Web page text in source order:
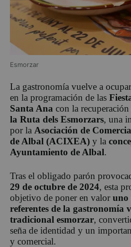
Esmorzar
La gastronomía vuelve a
en la programación de las
Santa Ana con la recuperación
la Ruta dels Esmorzars, una
por la Asociación de
de Albal (ACIXEA) y la
Ayuntamiento de Albal.
Tras el obligado parón
29 de octubre de 2024, esta
objetivo de poner en valor uno
referentes de la gastronomía
tradicional esmorzar,
seña de identidad y un
y comercial.